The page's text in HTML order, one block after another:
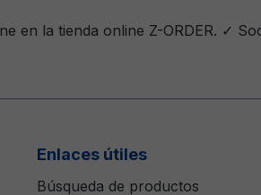
en la tienda online Z-ORDER. ✓
Enlaces útiles
Búsqueda de productos